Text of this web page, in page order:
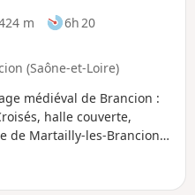
m
6h 20
(Saône-et-Loire)
médiéval de Brancion :
halle couverte,
de Martailly-les-Brancion
(GR®76A).